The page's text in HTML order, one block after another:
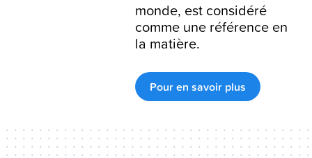
monde, est considéré
comme une référence en
la matière.
Pour en savoir plus